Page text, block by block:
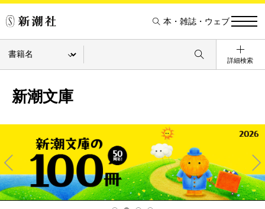
本・雑誌・ウェブ
詳細検索
新潮文庫
Pre
v
Ne
xt